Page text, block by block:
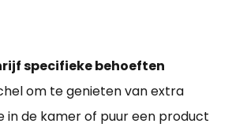
specifieke behoeften
om te genieten van extra
in de kamer of puur een product